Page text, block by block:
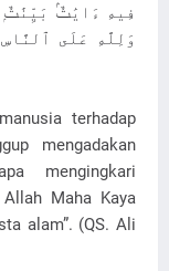
فِيهِ ءَايَٰتٌۢ بَيِّنَٰتٌۭ
وَلِلَّهِ عَلَى
terhadap
mengadakan
mengingkari
Maha Kaya
alam”. (QS. Ali